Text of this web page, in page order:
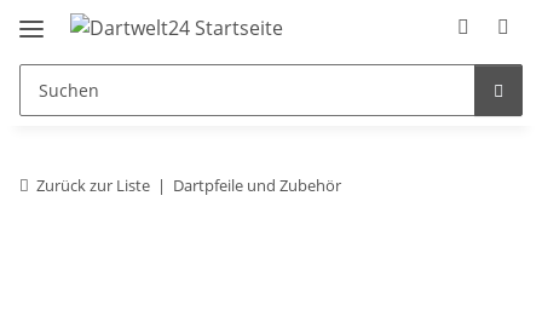
Zurück zur Liste Dartpfeile und Zubehör